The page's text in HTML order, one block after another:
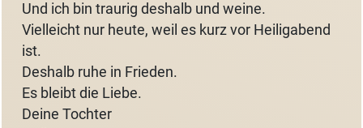
Und ich bin traurig deshalb und weine.
Vielleicht nur heute, weil es kurz vor Heiligabend
ist.
Deshalb ruhe in Frieden.
Es bleibt die Liebe.
Deine Tochter